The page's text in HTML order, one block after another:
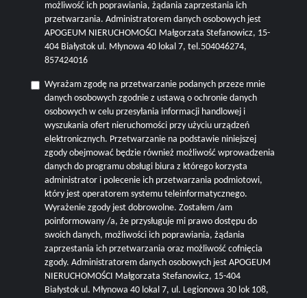
możliwość ich poprawiania, żądania zaprzestania ich
przetwarzania. Administratorem danych osobowych jest
APOGEUM NIERUCHOMOŚCI Małgorzata Stefanowicz, 15-
404 Białystok ul. Młynowa 40 lokal 7, tel.504046274,
857424016
Wyrażam zgodę na przetwarzanie podanych przeze mnie
danych osobowych zgodnie z ustawą o ochronie danych
osobowych w celu przesyłania informacji handlowej i
wyszukania ofert nieruchomości przy użyciu urządzeń
elektronicznych. Przetwarzanie na podstawie niniejszej
zgody obejmować będzie również możliwość wprowadzenia
danych do programu obsługi biura z którego korzysta
administrator i polecenie ich przetwarzania podmiotowi,
który jest operatorem systemu teleinformatycznego.
Wyrażenie zgody jest dobrowolne. Zostałem /am
poinformowany /a, że przysługuje mi prawo dostępu do
swoich danych, możliwości ich poprawiania, żądania
zaprzestania ich przetwarzania oraz możliwość cofnięcia
zgody. Administratorem danych osobowych jest APOGEUM
NIERUCHOMOŚCI Małgorzata Stefanowicz, 15-404
Białystok ul. Młynowa 40 lokal 7, ul. Legionowa 30 lok 108,